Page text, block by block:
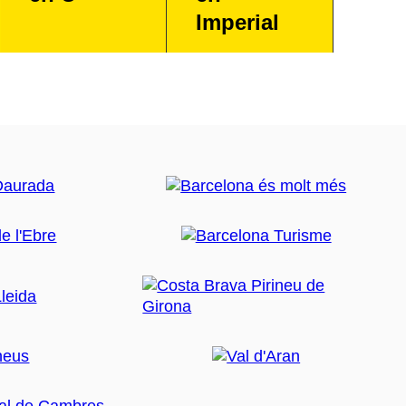
Imperial